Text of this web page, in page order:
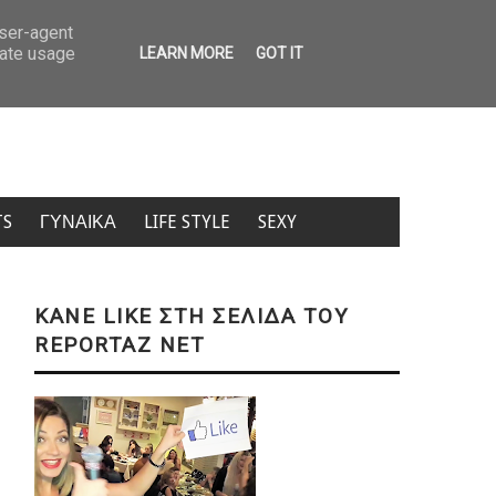
τα εισιτήρια για μετακίνηση από νησί σε νησί – Δείτε πίνακα με τιμές
ΓΥΝΑΙΚΑ LIFE STYLE SEXY
KANE LIKE ΣΤΗ ΣΕΛΙΔΑ ΤΟΥ
REPORTAZ NET
agent
usage
LEARN MORE GOT IT